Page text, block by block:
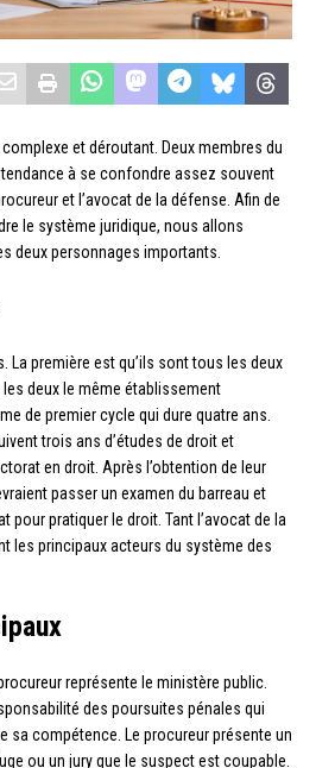
et déroutant. Deux membres du
à se confondre assez souvent
et l’avocat de la défense. Afin de
le système juridique, nous allons
deux personnages importants.
La première est qu’ils sont tous les deux
deux le même établissement
de premier cycle qui dure quatre ans.
trois ans d’études de droit et
en droit. Après l’obtention de leur
passer un examen du barreau et
pour pratiquer le droit. Tant l’avocat de la
les principaux acteurs du système des
représente le ministère public.
des poursuites pénales qui
sa compétence. Le procureur présente un
ou un jury que le suspect est coupable.